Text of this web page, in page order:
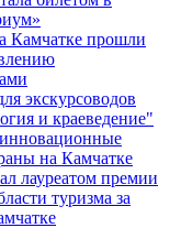
Камчатке прошли
экскурсоводов
и краеведение"
на Камчатке
лауреатом премии
туризма за